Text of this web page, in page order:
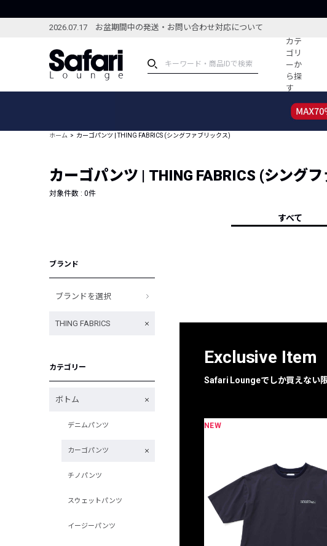
2026.07.17 お盆期間中の発送・お問い合わせ対応について
カテ
ゴリ
ーか
ら探
す
ブランドから探す
新着アイテム
編集部のおすすめアイテム
特集記事
コーディネート
ホーム カーゴパンツ | THING FABRICS (シングファブリックス)
カーゴパンツ | THING FABRICS (シング
対象件数 : 0件
すべて
ブランド
ブランドを選択
THING FABRICS
カテゴリー
ボトム
デニムパンツ
カーゴパンツ
チノパンツ
スウェットパンツ
イージーパンツ
Exclusive Item
Safari Loungeでしか買えない
NEW